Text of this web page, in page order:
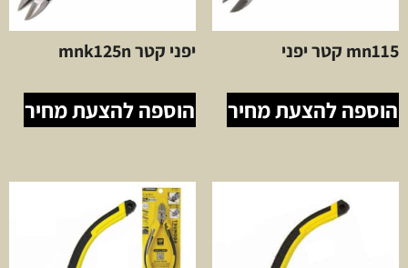
mn115 קטר יפני
הוספה להצעת מחיר
יפני קטר mnk125n
הוספה להצעת מחיר